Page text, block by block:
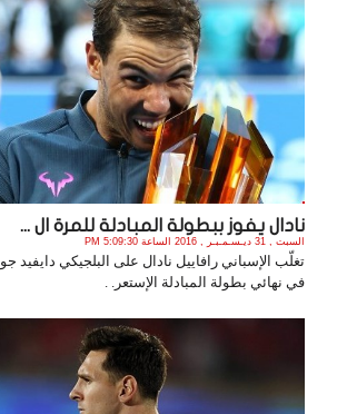
نادال يفوز ببطولة المبادلة للمرة ال ...
السبت , 31 ديـسـمـبـر , 2016 الساعة 5:09:30 PM
تغلّب الإسباني رافاييل نادال على البلجيكي دايفيد
في نهائي بطولة المبادلة الإستعر. .